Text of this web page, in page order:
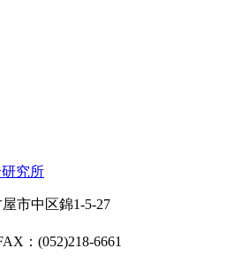
究所
市中区錦1-5-27
：(052)218-6661